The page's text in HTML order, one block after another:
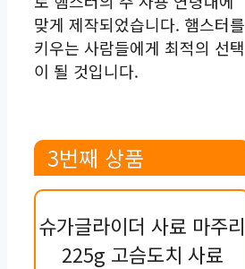
맞게 제작되었습니다. 햄스터를
키우는 사람들에게 최적의 선택
이 될 것입니다.
3번째 상품
슈가글라이더 사료 마주리
225g 고슴도치 사료